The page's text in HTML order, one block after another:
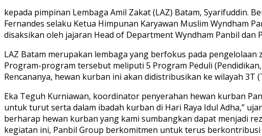
kepada pimpinan Lembaga Amil Zakat (LAZ) Batam, Syarifuddin.
Fernandes selaku Ketua Himpunan Karyawan Muslim Wyndham
disaksikan oleh jajaran Head of Department Wyndham Panbil dan
LAZ Batam merupakan lembaga yang berfokus pada
Program-program tersebut meliputi 5 Program Peduli
Rencananya, hewan kurban ini akan didistribusikan ke wilayah 3T
Eka Teguh Kurniawan, koordinator penyerahan hewan kurban
untuk turut serta dalam ibadah kurban di Hari Raya Idul Adha,”
berharap hewan kurban yang kami sumbangkan dapat menjadi
kegiatan ini, Panbil Group berkomitmen untuk terus